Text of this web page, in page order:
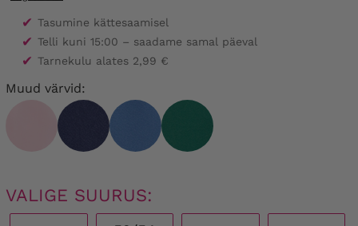
✔ Tasumine kättesaamisel
✔ Telli kuni 15:00 – saadame samal päeval
✔ Tarnekulu alates 2,99 €
Muud värvid:
VALIGE SUURUS: